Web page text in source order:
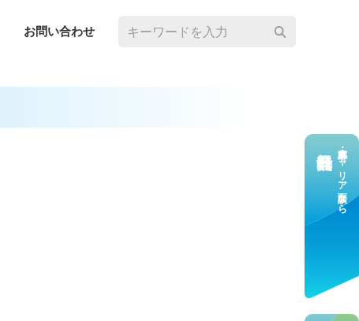
お問い合わせ
求⼈応募・キャリア⾯談なら